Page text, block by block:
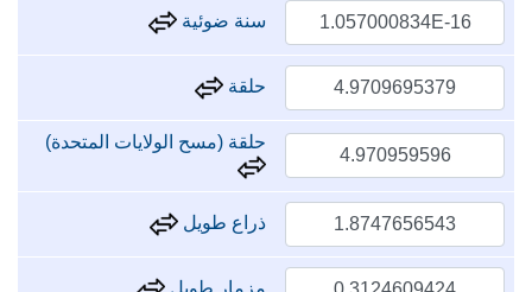
سنة ضوئية
حلقة
حلقة (مسح الولايات المتحدة)
ذراع طويل
مزمار طويل